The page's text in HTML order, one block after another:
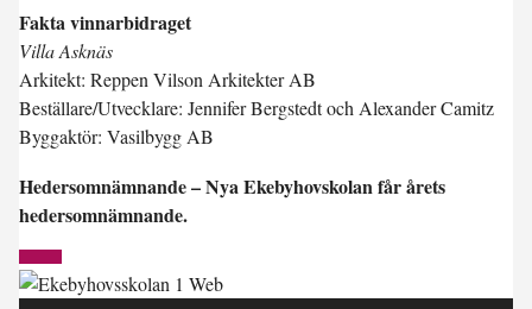
Fakta vinnarbidraget
Villa Asknäs
Arkitekt: Reppen Vilson Arkitekter AB
Beställare/Utvecklare: Jennifer Bergstedt och Alexander Camitz
Byggaktör: Vasilbygg AB
Hedersomnämnande – Nya Ekebyhovskolan får årets
hedersomnämnande.